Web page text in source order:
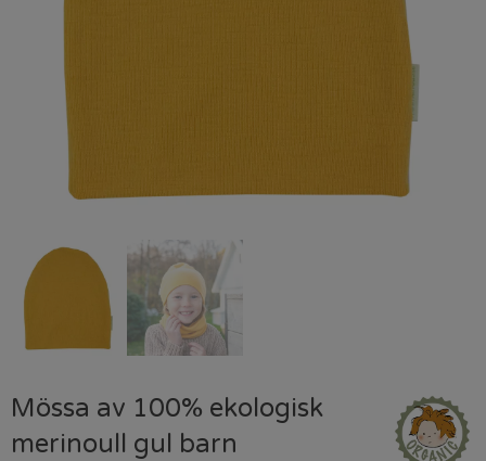
Mössa av 100% ekologisk
merinoull gul barn